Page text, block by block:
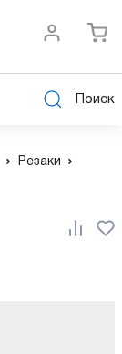
Поиск
Резаки